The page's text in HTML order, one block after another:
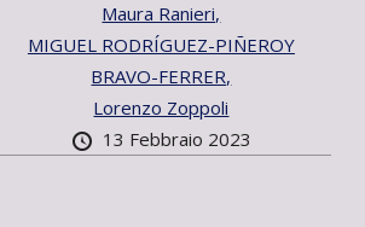
Maura Ranieri,
MIGUEL RODRÍGUEZ-PIÑEROY
BRAVO-FERRER,
Lorenzo Zoppoli
13 Febbraio 2023